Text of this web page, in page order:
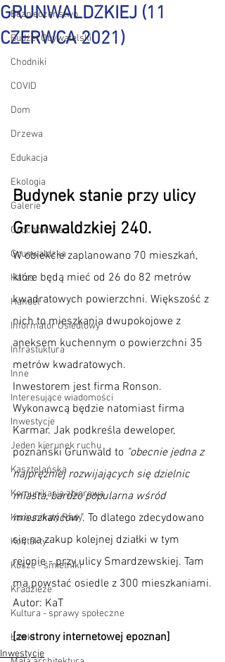
Bezpieczeństwo
Budżet Obywatelski
Chodniki
COVID
Dom
Drzewa
Edukacja
Ekologia
Galerie
Grochowska
Grunwaldzka
Hałas
Handel
Informator Osiedlowy
Infrastuktura
Inne
Interesujące wiadomości
Inwestycje
Jeden kierunek ruchu
Kasztelańska
Komunikacja zbiorowa
Komunikaty Rady
Kontakty
Kosze - śmietniki
Kradzieże
Kultura - sprawy społeczne
Ławki
GRUNWALDZKIEJ (11
CZERWCA 2021)
Budynek stanie przy ulicy
Grunwaldzkiej 240.
W obiekcie zaplanowano 70 mieszkań,
które będą mieć od 26 do 82 metrów
kwadratowych powierzchni. Większość z
nich to mieszkania dwupokojowe z
aneksem kuchennym o powierzchni 35
metrów kwadratowych.
Inwestorem jest firma Ronson.
Wykonawcą będzie natomiast firma
Karmar. Jak podkreśla deweloper,
poznański Grunwald to "obecnie jedna z
najprężniej rozwijających się dzielnic
miasta, bardzo popularna wśród
mieszkańców". To dlatego zdecydowano
się na zakup kolejnej działki w tym
rejonie - przy ulicy Smardzewskiej. Tam
ma powstać osiedle z 300 mieszkaniami.
Autor: KaT
[ze strony internetowej epoznan]
Inwestycje